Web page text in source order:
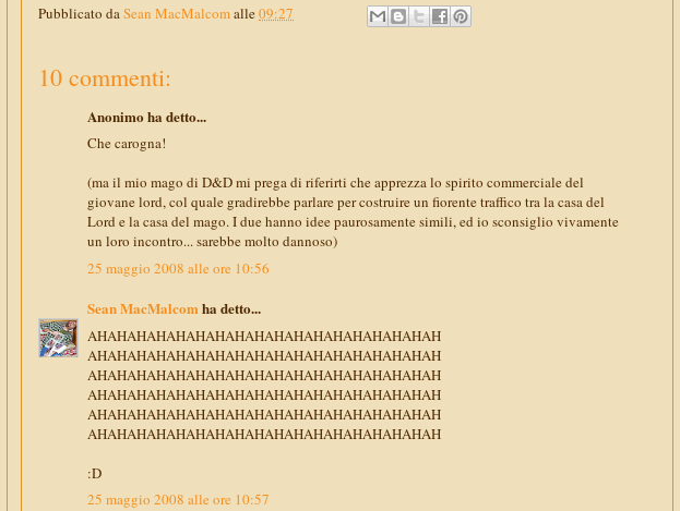
Pubblicato daSean MacMalcomalle 09:27
10 commenti:
Anonimo ha detto...
Che carogna!
(ma il mio mago di D&D mi prega di riferirti che apprezza lo spirito commerciale del
giovane lord, col quale gradirebbe parlare per costruire un fiorente traffico tra la casa del
Lord e la casa del mago. I due hanno idee paurosamente simili, ed io sconsiglio vivamente
un loro incontro... sarebbe molto dannoso)
25 maggio 2008 alle ore 10:56
Sean MacMalcomha detto...
AHAHAHAHAHAHAHAHAHAHAHAHAHAHAHAHAHAH
AHAHAHAHAHAHAHAHAHAHAHAHAHAHAHAHAHAH
AHAHAHAHAHAHAHAHAHAHAHAHAHAHAHAHAHAH
AHAHAHAHAHAHAHAHAHAHAHAHAHAHAHAHAHAH
AHAHAHAHAHAHAHAHAHAHAHAHAHAHAHAHAHAH
AHAHAHAHAHAHAHAHAHAHAHAHAHAHAHAHAHAH
:D
25 maggio 2008 alle ore 10:57